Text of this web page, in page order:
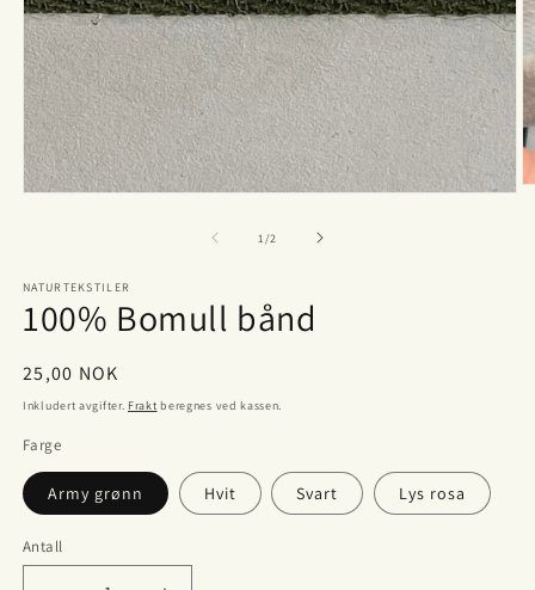
1/av2
NATURTEKSTILER
100% Bomull bånd
Vanlig
pris
25,00 NOK
Inkludert avgifter. Frakt beregnes ved kassen.
Farge
Army grønn Hvit Svart Lys rosa
Antall
Antall